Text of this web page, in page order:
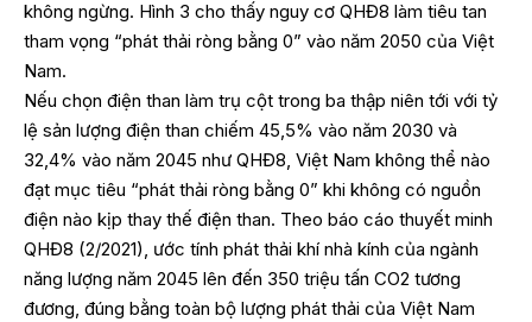
không ngừng. Hình 3 cho thấy nguy cơ QHĐ8 làm tiêu tan
tham vọng “phát thải ròng bằng 0” vào năm 2050 của Việt
Nam.
Nếu chọn điện than làm trụ cột trong ba thập niên tới với tỷ
lệ sản lượng điện than chiếm 45,5% vào năm 2030 và
32,4% vào năm 2045 như QHĐ8, Việt Nam không thể nào
đạt mục tiêu “phát thải ròng bằng 0” khi không có nguồn
điện nào kịp thay thế điện than. Theo báo cáo thuyết minh
QHĐ8 (2/2021), ước tính phát thải khí nhà kính của ngành
năng lượng năm 2045 lên đến 350 triệu tấn CO2 tương
đương, đúng bằng toàn bộ lượng phát thải của Việt Nam